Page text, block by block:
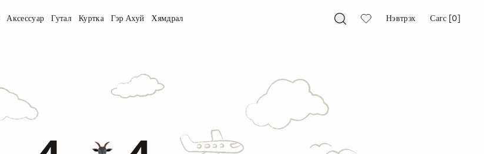
Аксессуар Гутал Куртка Гэр Ахуй Хямдрал Нэвтрэх Сагс [0]